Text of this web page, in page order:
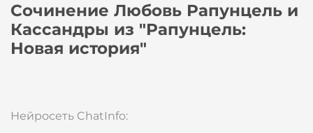
Сочинение Любовь Рапунцель и
Кассандры из "Рапунцель:
Новая история"
Нейросеть ChatInfo: